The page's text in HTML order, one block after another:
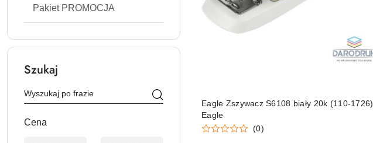
Pakiet PROMOCJA
Szukaj
Cena
Eagle Zszywacz S6108 biały 20k (110-1726)
Eagle
(0)